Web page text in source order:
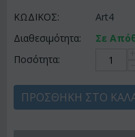
ΚΩΔΙΚΟΣ:
Art4
Διαθεσιμότητα:
Σε
Ποσότητα:
ΠΡΟΣΘΉΚΗ ΣΤΟ